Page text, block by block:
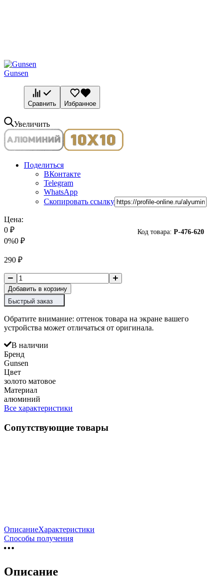
Gunsen
Сравнить Избранное
Увеличить
Поделиться
ВКонтакте
Telegram
WhatsApp
Скопировать ссылку
Код товара: P-476-620
Цена:
0 ₽
0%0 ₽
290 ₽
Добавить в корзину
Быстрый заказ
Обратите внимание: оттенок товара на экране вашего
устройства может отличаться от оригинала.
В наличии
Бренд
Gunsen
Цвет
золото матовое
Материал
алюминий
Все характеристики
Сопутствующие товары
ОписаниеХарактеристики
Способы получения
Описание